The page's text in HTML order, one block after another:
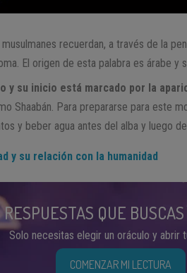
recuerdan, a través de la
El origen de esta palabra es árabe y
y su inicio está marcado por la
Shaabán. Para prepararse para este
y beber agua antes del alba y luego
y su relación con la humanidad
QUE
Solo necesitas elegir un oráculo y abrir
COMENZAR MI LECTURA